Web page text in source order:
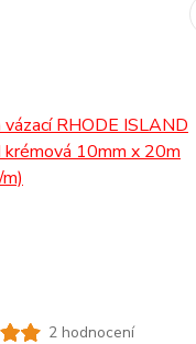
2 hodnocení